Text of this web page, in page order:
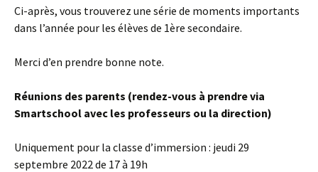
Ci-après, vous trouverez une série de moments importants
dans l’année pour les élèves de 1ère secondaire.
Merci d’en prendre bonne note.
Réunions des parents (rendez-vous à prendre via
Smartschool avec les professeurs ou la direction)
Uniquement pour la classe d’immersion : jeudi 29
septembre 2022 de 17 à 19h